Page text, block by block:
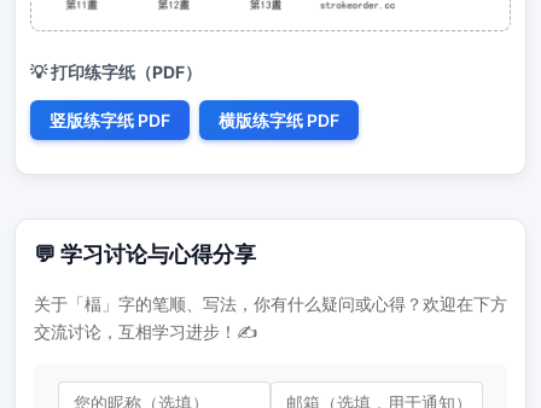
💡 打印练字纸（PDF）
竖版练字纸 PDF 横版练字纸 PDF
💬 学习讨论与心得分享
关于「楅」字的笔顺、写法，你有什么疑问或心得？欢迎在下方
交流讨论，互相学习进步！✍️